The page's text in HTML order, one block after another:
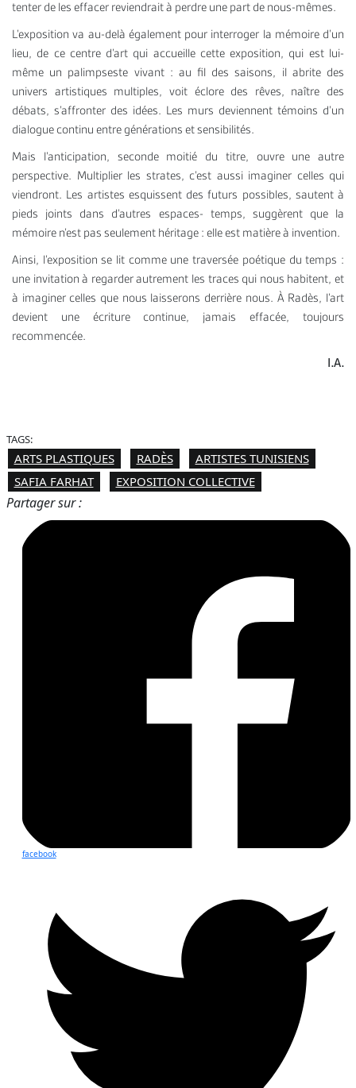
tenter de les effacer reviendrait à perdre une part de nous-mêmes.
L’exposition va au-delà également pour interroger la mémoire d’un
lieu, de ce centre d’art qui accueille cette exposition, qui est lui-
même un palimpseste vivant : au fil des saisons, il abrite des
univers artistiques multiples, voit éclore des rêves, naître des
débats, s’affronter des idées. Les murs deviennent témoins d’un
dialogue continu entre générations et sensibilités.
Mais l’anticipation, seconde moitié du titre, ouvre une autre
perspective. Multiplier les strates, c’est aussi imaginer celles qui
viendront. Les artistes esquissent des futurs possibles, sautent à
pieds joints dans d’autres espaces- temps, suggèrent que la
mémoire n’est pas seulement héritage : elle est matière à invention.
Ainsi, l’exposition se lit comme une traversée poétique du temps :
une invitation à regarder autrement les traces qui nous habitent, et
à imaginer celles que nous laisserons derrière nous. À Radès, l’art
devient une écriture continue, jamais effacée, toujours
recommencée.
I.A.
TAGS:
ARTS PLASTIQUES RADÈS
ARTISTES TUNISIENS
SAFIA FARHAT
EXPOSITION COLLECTIVE
Partager sur :
facebook